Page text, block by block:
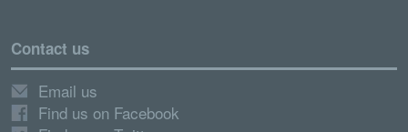
Contact us
Email us
Find us on Facebook